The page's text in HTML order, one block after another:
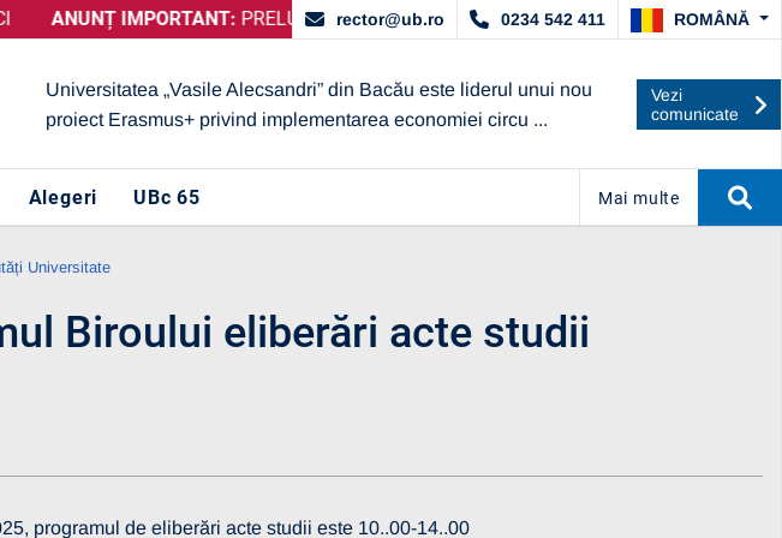
ANUNȚ IMPORTANT: UBc A OBȚINUT
ÎNCREDERE RIDICAT”, ACORDAT DE ARACIS
IMPORTANT:PRELUNGIRE SELECȚIE PARTENERI – OPERATORI ECONOMICI
rector@ub.ro 0234 542 411 ROMÂNĂ
Universitatea „Vasile Alecsandri” din Bacău este liderul unui nou
proiect Erasmus+ privind implementarea economiei circu ...
Vezi
comunicate
Alegeri UBc 65 Mai multe
Universitate
Biroului eliberări acte studii
programul de eliberări acte studii este 10..00-14..00